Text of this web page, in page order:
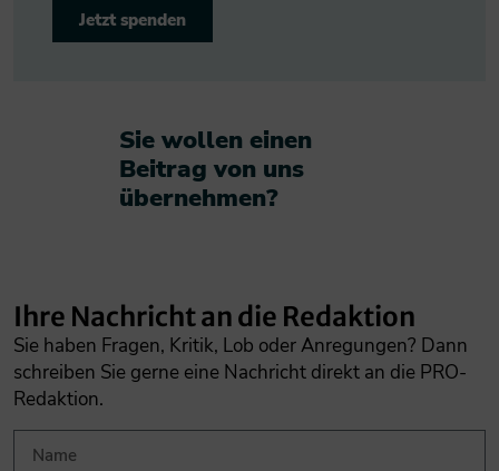
Jetzt spenden
Sie wollen einen
Beitrag von uns
übernehmen?​
Ihre Nachricht an die Redaktion
Sie haben Fragen, Kritik, Lob oder Anregungen? Dann
schreiben Sie gerne eine Nachricht direkt an die PRO-
Redaktion.